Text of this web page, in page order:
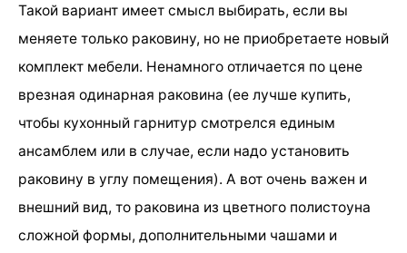
Такой вариант имеет смысл выбирать, если вы
меняете только раковину, но не приобретаете новый
комплект мебели. Ненамного отличается по цене
врезная одинарная раковина (ее лучше купить,
чтобы кухонный гарнитур смотрелся единым
ансамблем или в случае, если надо установить
раковину в углу помещения). А вот очень важен и
внешний вид, то раковина из цветного полистоуна
сложной формы, дополнительными чашами и